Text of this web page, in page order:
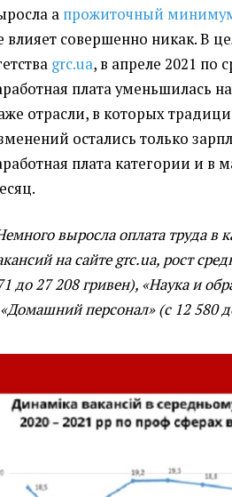
а прожиточный
влияет совершенно никак. В
grc.ua, в апреле 2021 по
плата уменьшилась
отрасли, в которых
остались только
плата категории и в
выросла оплата труда в
на сайте grc.ua, рост
до 27 208 гривен), «Наука и
персонал» (с 12 580